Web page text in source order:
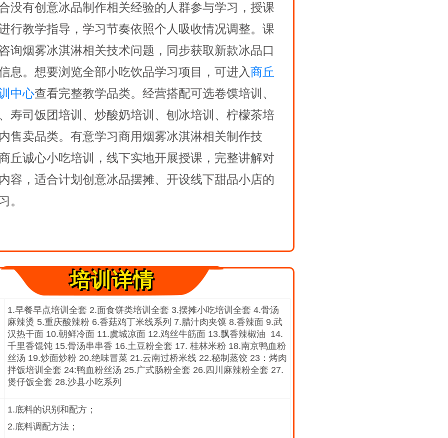
没有创意冰品制作相关经验的人群参与学习，授课
行教学指导，学习节奏依照个人吸收情况调整。课
询烟雾冰淇淋相关技术问题，同步获取新款冰品口
息。想要浏览全部小吃饮品学习项目，可进入商丘
中心查看完整教学品类。经营搭配可选卷馍培训、
寿司饭团培训、炒酸奶培训、刨冰培训、柠檬茶培
售卖品类。有意学习商用烟雾冰淇淋相关制作技
丘诚心小吃培训，线下实地开展授课，完整讲解对
容，适合计划创意冰品摆摊、开设线下甜品小店的
。
培训详情
1.早餐早点培训全套 2.面食饼类培训全套 3.摆摊小吃培训全套 4.骨汤
麻辣烫 5.重庆酸辣粉 6.香菇鸡丁米线系列 7.腊汁肉夹馍 8.香辣面 9.武
汉热干面 10.朝鲜冷面 11.虞城凉面 12.鸡丝牛筋面 13.飘香辣椒油 14.
千里香馄饨 15.骨汤串串香 16.土豆粉全套 17. 桂林米粉 18.南京鸭血粉
丝汤 19.炒面炒粉 20.绝味冒菜 21.云南过桥米线 22.秘制蒸饺 23：烤肉
拌饭培训全套 24:鸭血粉丝汤 25.广式肠粉全套 26.四川麻辣粉全套 27.
煲仔饭全套 28.沙县小吃系列
1.底料的识别和配方；
2.底料调配方法；